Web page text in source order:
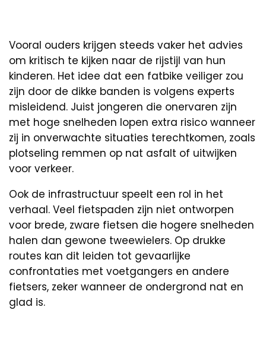
Vooral ouders krijgen steeds vaker het advies
om kritisch te kijken naar de rijstijl van hun
kinderen. Het idee dat een fatbike veiliger zou
zijn door de dikke banden is volgens experts
misleidend. Juist jongeren die onervaren zijn
met hoge snelheden lopen extra risico wanneer
zij in onverwachte situaties terechtkomen, zoals
plotseling remmen op nat asfalt of uitwijken
voor verkeer.
Ook de infrastructuur speelt een rol in het
verhaal. Veel fietspaden zijn niet ontworpen
voor brede, zware fietsen die hogere snelheden
halen dan gewone tweewielers. Op drukke
routes kan dit leiden tot gevaarlijke
confrontaties met voetgangers en andere
fietsers, zeker wanneer de ondergrond nat en
glad is.